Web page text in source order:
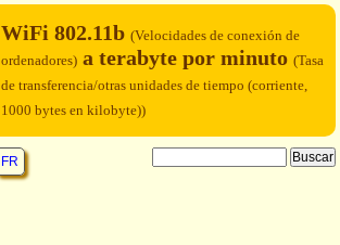
WiFi 802.11b (Velocidades de conexión de
ordenadores) a terabyte por minuto (Tasa
de transferencia/otras unidades de tiempo (corriente,
1000 bytes en kilobyte))
FR